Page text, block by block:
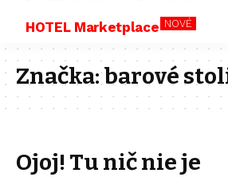
HOTEL Marketplace NOVÉ
Značka:barové
Ojoj! Tu nič nie je